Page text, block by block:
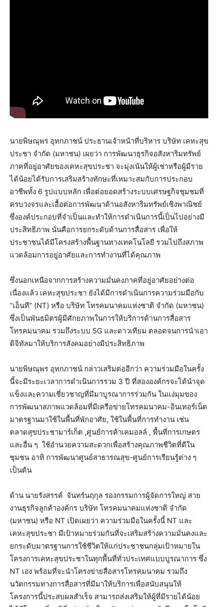
นายพิษณุพร อุทกภาชน์ ประธานเจ้าหน้าที่บริหาร บริษัท เคหะสุข
ประชา จำกัด (มหาชน) เผยว่า การพัฒนาธุรกิจอสังหาริมทรัพย์
ภาคที่อยู่อาศัยของเคหะสุขประชา จะมุ่งเน้นให้ผู้เช่าหรือผู้มีราย
ได้น้อยได้รับการเสริมสร้างทักษะที่เหมาะสมกับการประกอบ
อาชีพทั้ง 6 รูปแบบหลัก เพื่อต่อยอดสร้างระบบเศรษฐกิจชุมชมที่
ครบวงจรและเอื้อต่อการพัฒนาด้านอสังหาริมทรัพย์เชิงพาณิชย์
ซึ่งองค์ประกอบที่จำเป็นและทำให้การดำเนินการนี้เป็นไปอย่างมี
ประสิทธิภาพ นั่นคือการยกระดับด้านการสื่อสาร เพื่อให้
ประชาชนได้มีโครงสร้างพื้นฐานทางเทคโนโลยี รวมไปถึงสภาพ
แวดล้อมการอยู่อาศัยและการทำงานที่ได้คุณภาพ
ซึ่งนอกเหนือจากการสร้างความมั่นคงภาคที่อยู่อาศัยอย่างต่อ
เนื่องแล้ว เคหะสุขประชา ยังได้มีการดำเนินการความร่วมมือกับ
“เอ็นที” (NT) หรือ บริษัท โทรคมนาคมแห่งชาติ จำกัด (มหาชน)
ซึ่งเป็นพันธมิตรผู้มีศักยภาพในการให้บริการด้านการสื่อสาร
โทรคมนาคม รวมถึงระบบ 5G และดาวเทียม ตลอดจนการนำเอา
ดิจิทัลมาให้บริการสังคมอย่างมีประสิทธิภาพ
นายพิษณุพร อุทกภาชน์ กล่าวเสริมต่ออีกว่า ความร่วมมือในครั้ง
นี้จะมีระยะเวลาการดำเนินการรวม 3 ปี ที่สององค์กรจะได้นำจุด
แข็งและความเชี่ยวชาญที่มีมาบูรณาการร่วมกัน ในแง่มุมของ
การพัฒนาสภาพแวดล้อมที่มีเครือข่ายโทรคมนาคม-อินเทอร์เน็ต
มาตรฐานมาใช้ในพื้นที่พักอาศัย, ใช้ในพื้นที่การทำงาน เช่น
ตลาดสุขประชามาร์เก็ต ,ศูนย์การค้าเคมอลล์ , พื้นที่การเกษตร
และอื่น ๆ ใช้อำนวยความสะดวกเพื่อสร้างคุณภาพชีวิตที่ดีใน
ชุมชน อาทิ การพัฒนาศูนย์สาธารณสุข-ศูนย์การเรียนรู้ต่าง ๆ
เป็นต้น
ด้าน นายรังสรรค์ จันทร์นฤกุล รองกรรมการผู้จัดการใหญ่ สาย
งานธุรกิจลูกค้าองค์กร บริษัท โทรคมนาคมแห่งชาติ จำกัด
(มหาชน) หรือ NT เปิดเผยว่า ความร่วมมือในครั้งนี้ NT และ
เคหะสุขประชา มีเป้าหมายร่วมกันที่จะเสริมสร้างความมั่นคงและ
ยกระดับมาตรฐานการใช้ชีวิตให้แก่ประชาชนกลุ่มเป้าหมายใน
โครงการเคหะสุขประชาในทุกพื้นที่ทั่วประเทศแบบบูรณาการ ซึ่ง
NT เอง พร้อมที่จะนำโครงข่ายสื่อสารโทรคมนาคม รวมถึง
นวัตกรรมทางการสื่อสารที่มีมาให้บริการเพื่อสนับสนุนให้
โครงการนี้ประสบผลสำเร็จ สามารถส่งเสริมให้ผู้ที่มีรายได้น้อย